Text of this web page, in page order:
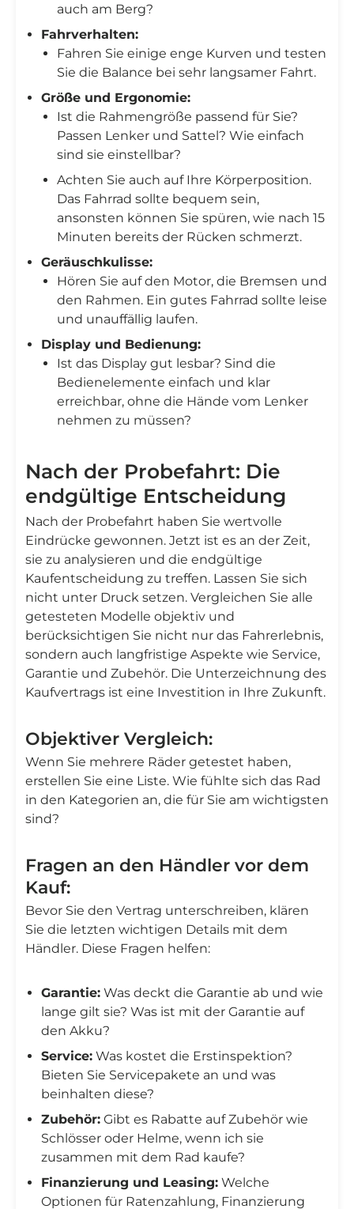
auch am Berg?
Fahrverhalten:
Fahren Sie einige enge Kurven und testen
Sie die Balance bei sehr langsamer Fahrt.
Größe und Ergonomie:
Ist die Rahmengröße passend für Sie?
Passen Lenker und Sattel? Wie einfach
sind sie einstellbar?
Achten Sie auch auf Ihre Körperposition.
Das Fahrrad sollte bequem sein,
ansonsten können Sie spüren, wie nach 15
Minuten bereits der Rücken schmerzt.
Geräuschkulisse:
Hören Sie auf den Motor, die Bremsen und
den Rahmen. Ein gutes Fahrrad sollte leise
und unauffällig laufen.
Display und Bedienung:
Ist das Display gut lesbar? Sind die
Bedienelemente einfach und klar
erreichbar, ohne die Hände vom Lenker
nehmen zu müssen?
Nach der Probefahrt: Die
endgültige Entscheidung
Nach der Probefahrt haben Sie wertvolle
Eindrücke gewonnen. Jetzt ist es an der Zeit,
sie zu analysieren und die endgültige
Kaufentscheidung zu treffen. Lassen Sie sich
nicht unter Druck setzen. Vergleichen Sie alle
getesteten Modelle objektiv und
berücksichtigen Sie nicht nur das Fahrerlebnis,
sondern auch langfristige Aspekte wie Service,
Garantie und Zubehör. Die Unterzeichnung des
Kaufvertrags ist eine Investition in Ihre Zukunft.
Objektiver Vergleich:
Wenn Sie mehrere Räder getestet haben,
erstellen Sie eine Liste. Wie fühlte sich das Rad
in den Kategorien an, die für Sie am wichtigsten
sind?
Fragen an den Händler vor dem
Kauf:
Bevor Sie den Vertrag unterschreiben, klären
Sie die letzten wichtigen Details mit dem
Händler. Diese Fragen helfen:
Garantie: Was deckt die Garantie ab und wie
lange gilt sie? Was ist mit der Garantie auf
den Akku?
Service: Was kostet die Erstinspektion?
Bieten Sie Servicepakete an und was
beinhalten diese?
Zubehör: Gibt es Rabatte auf Zubehör wie
Schlösser oder Helme, wenn ich sie
zusammen mit dem Rad kaufe?
Finanzierung und Leasing: Welche
Optionen für Ratenzahlung, Finanzierung